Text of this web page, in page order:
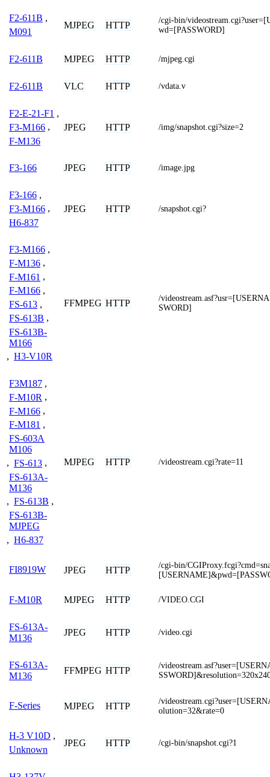
F2-611B ,
M091
MJPEG HTTP
/cgi-bin/
wd=[PASSWORD]
F2-611B MJPEG HTTP /mjpeg.cgi
F2-611B VLC HTTP /vdata.v
F2-E-21-F1 ,
F3-M166 ,
F-M136
JPEG HTTP /img/snapshot.cgi?size=2
F3-166 JPEG HTTP /image.jpg
F3-166 ,
F3-M166 ,
H6-837
JPEG HTTP /snapshot.cgi?
F3-M166 ,
F-M136 ,
F-M161 ,
F-M166 ,
FS-613 ,
FS-613B ,
FS-613B-
M166
, H3-V10R
FFMPEG HTTP
/
SWORD]
F3M187 ,
F-M10R ,
F-M166 ,
F-M181 ,
FS-603A
M106
, FS-613 ,
FS-613A-
M136
, FS-613B ,
FS-613B-
MJPEG
, H6-837
MJPEG HTTP /videostream.cgi?rate=11
FI8919W JPEG HTTP
/cgi-bin/
F-M10R MJPEG HTTP /VIDEO.CGI
FS-613A-
M136
JPEG HTTP /video.cgi
FS-613A-
M136
FFMPEG HTTP
/
F-Series MJPEG HTTP
/
olution=32&rate=0
H-3 V10D ,
Unknown
JPEG HTTP /cgi-bin/snapshot.cgi?1